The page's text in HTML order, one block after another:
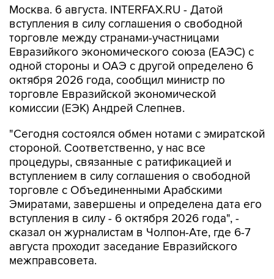
Москва. 6 августа. INTERFAX.RU - Датой
вступления в силу соглашения о свободной
торговле между странами-участницами
Евразийкого экономического союза (ЕАЭС) с
одной стороны и ОАЭ с другой определено 6
октября 2026 года, сообщил министр по
торговле Евразийской экономической
комиссии (ЕЭК) Андрей Слепнев.
"Сегодня состоялся обмен нотами с эмиратской
стороной. Соответственно, у нас все
процедуры, связанные с ратификацией и
вступлением в силу соглашения о свободной
торговле с Объединенными Арабскими
Эмиратами, завершены и определена дата его
вступления в силу - 6 октября 2026 года", -
сказал он журналистам в Чолпон-Ате, где 6-7
августа проходит заседание Евразийского
межправсовета.